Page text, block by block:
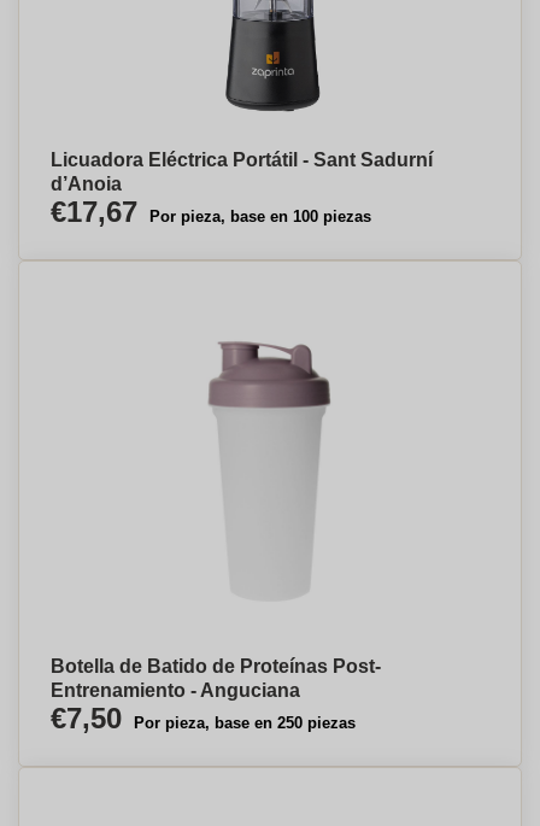
Licuadora Eléctrica Portátil - Sant Sadurní
d’Anoia
€17,67 Por pieza, base en 100 piezas
Botella de Batido de Proteínas Post-
Entrenamiento - Anguciana
€7,50 Por pieza, base en 250 piezas